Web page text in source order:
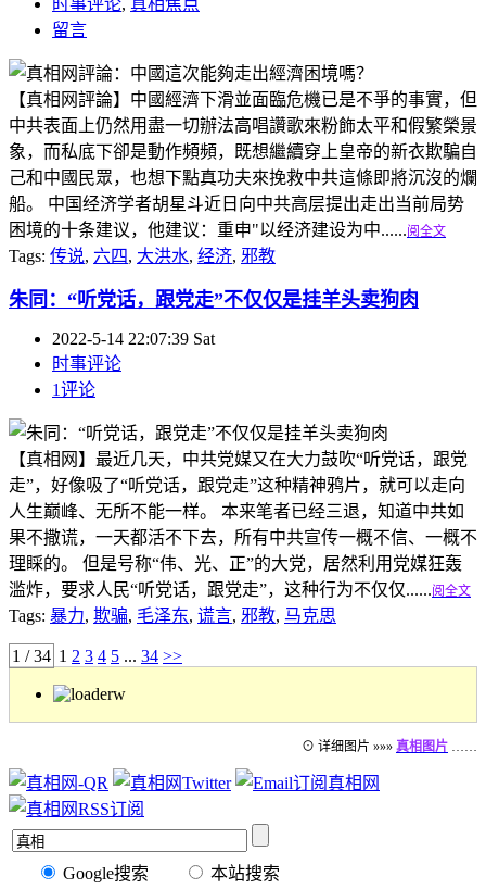
时事评论, 真相焦点
留言
【真相网評論】中國經濟下滑並面臨危機已是不爭的事實，但
中共表面上仍然用盡一切辦法高唱讚歌來粉飾太平和假繁榮景
象，而私底下卻是動作頻頻，既想繼續穿上皇帝的新衣欺騙自
己和中國民眾，也想下點真功夫來挽救中共這條即將沉沒的爛
船。 中国经济学者胡星斗近日向中共高层提出走出当前局势
困境的十条建议，他建议：重申"以经济建设为中......阅全文
Tags: 传说, 六四, 大洪水, 经济, 邪教
朱同：“听党话，跟党走”不仅仅是挂羊头卖狗肉
2022-5-14 22:07:39 Sat
时事评论
1评论
【真相网】最近几天，中共党媒又在大力鼓吹“听党话，跟党
走”，好像吸了“听党话，跟党走”这种精神鸦片，就可以走向
人生巅峰、无所不能一样。 本来笔者已经三退，知道中共如
果不撒谎，一天都活不下去，所有中共宣传一概不信、一概不
理睬的。 但是号称“伟、光、正”的大党，居然利用党媒狂轰
滥炸，要求人民“听党话，跟党走”，这种行为不仅仅......阅全文
Tags: 暴力, 欺骗, 毛泽东, 谎言, 邪教, 马克思
1 / 34 1 2 3 4 5 ... 34 >>
⊙ 详细图片 »»» 真相图片 ……
Google搜索 本站搜索